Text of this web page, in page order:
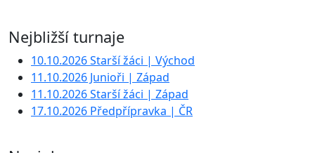
Nejbližší turnaje
10.10.2026 Starší žáci | Východ
11.10.2026 Junioři | Západ
11.10.2026 Starší žáci | Západ
17.10.2026 Předpřípravka | ČR